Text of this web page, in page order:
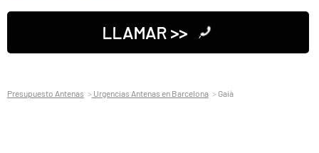
LLAMAR >>
Presupuesto Antenas Urgencias Antenas en Barcelona Gaià